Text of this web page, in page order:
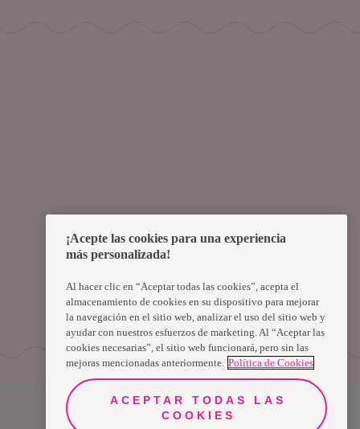
Uruguay
¡Acepte las cookies para una experiencia
más personalizada!
Al hacer clic en “Aceptar todas las cookies”, acepta el
almacenamiento de cookies en su dispositivo para mejorar
la navegación en el sitio web, analizar el uso del sitio web y
ayudar con nuestros esfuerzos de marketing. Al “Aceptar las
cookies necesarias”, el sitio web funcionará, pero sin las
mejoras mencionadas anteriormente. Política de Cookies
ACEPTAR TODAS LAS
COOKIES